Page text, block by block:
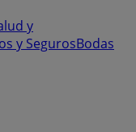
y
y SegurosBodas